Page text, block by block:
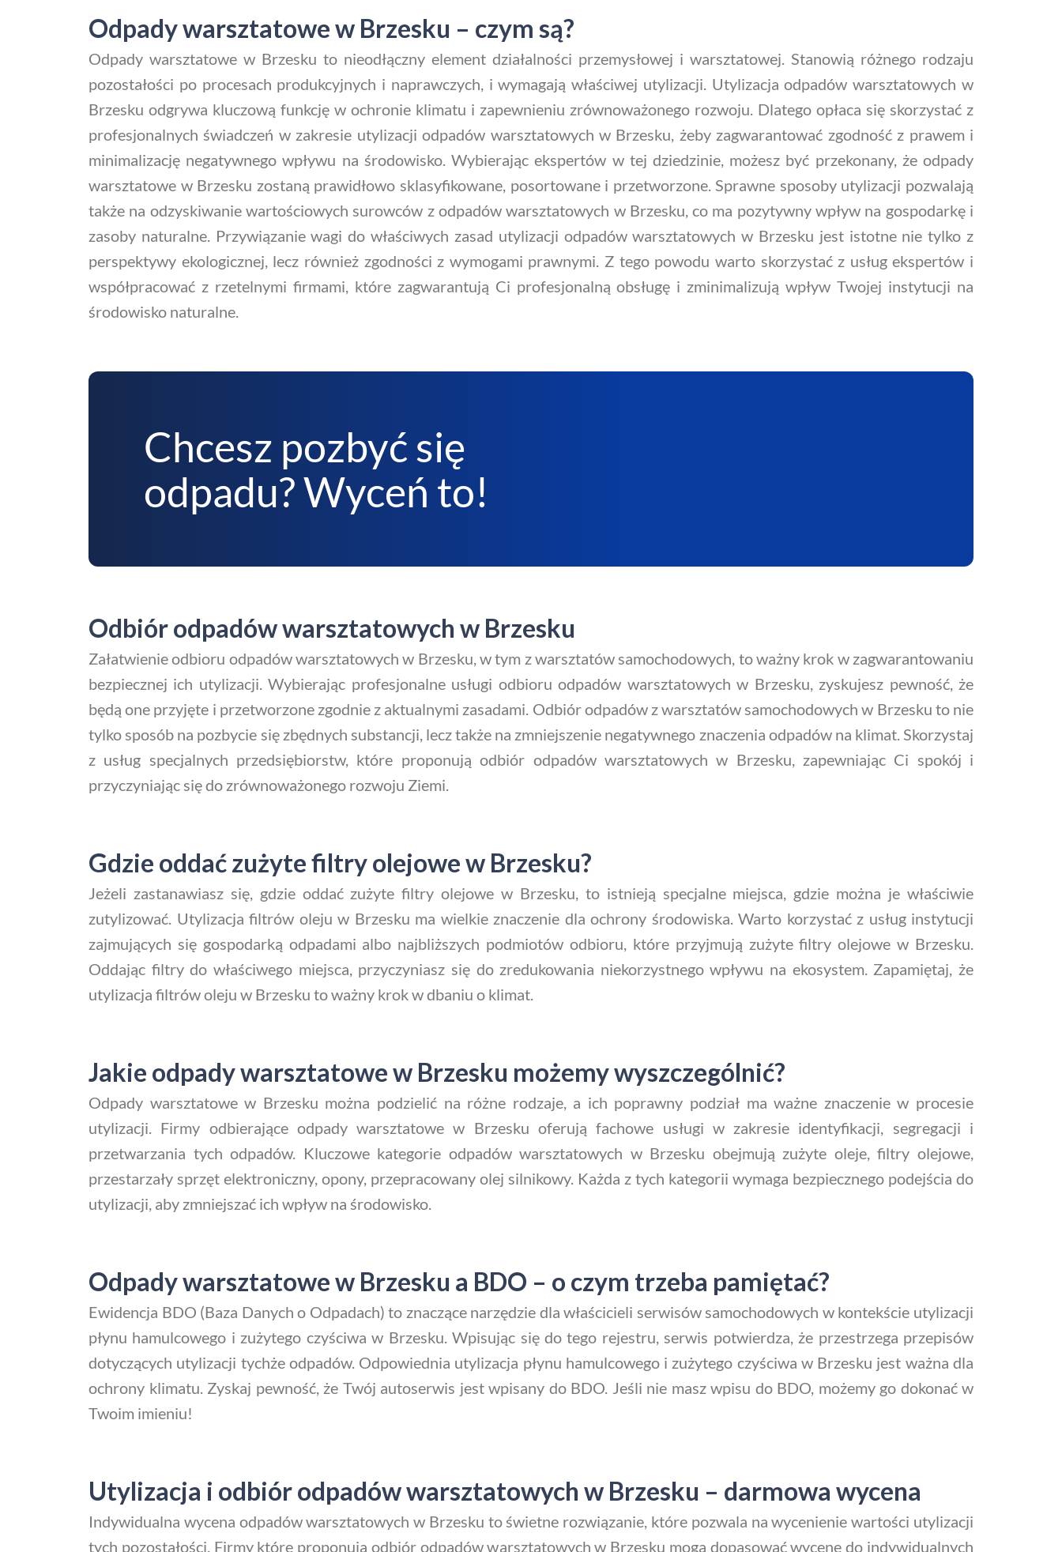
Odpady warsztatowe w Brzesku – czym są?
Odpady warsztatowe w Brzesku to nieodłączny element działalności przemysłowej i warsztatowej. Stanowią różnego rodzaju
pozostałości po procesach produkcyjnych i naprawczych, i wymagają właściwej utylizacji. Utylizacja odpadów warsztatowych w
Brzesku odgrywa kluczową funkcję w ochronie klimatu i zapewnieniu zrównoważonego rozwoju. Dlatego opłaca się skorzystać z
profesjonalnych świadczeń w zakresie utylizacji odpadów warsztatowych w Brzesku, żeby zagwarantować zgodność z prawem i
minimalizację negatywnego wpływu na środowisko. Wybierając ekspertów w tej dziedzinie, możesz być przekonany, że odpady
warsztatowe w Brzesku zostaną prawidłowo sklasyfikowane, posortowane i przetworzone. Sprawne sposoby utylizacji pozwalają
także na odzyskiwanie wartościowych surowców z odpadów warsztatowych w Brzesku, co ma pozytywny wpływ na gospodarkę i
zasoby naturalne. Przywiązanie wagi do właściwych zasad utylizacji odpadów warsztatowych w Brzesku jest istotne nie tylko z
perspektywy ekologicznej, lecz również zgodności z wymogami prawnymi. Z tego powodu warto skorzystać z usług ekspertów i
współpracować z rzetelnymi firmami, które zagwarantują Ci profesjonalną obsługę i zminimalizują wpływ Twojej instytucji na
środowisko naturalne.
Chcesz pozbyć się
odpadu? Wyceń to!
Odbiór odpadów warsztatowych w Brzesku
Załatwienie odbioru odpadów warsztatowych w Brzesku, w tym z warsztatów samochodowych, to ważny krok w zagwarantowaniu
bezpiecznej ich utylizacji. Wybierając profesjonalne usługi odbioru odpadów warsztatowych w Brzesku, zyskujesz pewność, że
będą one przyjęte i przetworzone zgodnie z aktualnymi zasadami. Odbiór odpadów z warsztatów samochodowych w Brzesku to nie
tylko sposób na pozbycie się zbędnych substancji, lecz także na zmniejszenie negatywnego znaczenia odpadów na klimat. Skorzystaj
z usług specjalnych przedsiębiorstw, które proponują odbiór odpadów warsztatowych w Brzesku, zapewniając Ci spokój i
przyczyniając się do zrównoważonego rozwoju Ziemi.
Gdzie oddać zużyte filtry olejowe w Brzesku?
Jeżeli zastanawiasz się, gdzie oddać zużyte filtry olejowe w Brzesku, to istnieją specjalne miejsca, gdzie można je właściwie
zutylizować. Utylizacja filtrów oleju w Brzesku ma wielkie znaczenie dla ochrony środowiska. Warto korzystać z usług instytucji
zajmujących się gospodarką odpadami albo najbliższych podmiotów odbioru, które przyjmują zużyte filtry olejowe w Brzesku.
Oddając filtry do właściwego miejsca, przyczyniasz się do zredukowania niekorzystnego wpływu na ekosystem. Zapamiętaj, że
utylizacja filtrów oleju w Brzesku to ważny krok w dbaniu o klimat.
Jakie odpady warsztatowe w Brzesku możemy wyszczególnić?
Odpady warsztatowe w Brzesku można podzielić na różne rodzaje, a ich poprawny podział ma ważne znaczenie w procesie
utylizacji. Firmy odbierające odpady warsztatowe w Brzesku oferują fachowe usługi w zakresie identyfikacji, segregacji i
przetwarzania tych odpadów. Kluczowe kategorie odpadów warsztatowych w Brzesku obejmują zużyte oleje, filtry olejowe,
przestarzały sprzęt elektroniczny, opony, przepracowany olej silnikowy. Każda z tych kategorii wymaga bezpiecznego podejścia do
utylizacji, aby zmniejszać ich wpływ na środowisko.
Odpady warsztatowe w Brzesku a BDO – o czym trzeba pamiętać?
Ewidencja BDO (Baza Danych o Odpadach) to znaczące narzędzie dla właścicieli serwisów samochodowych w kontekście utylizacji
płynu hamulcowego i zużytego czyściwa w Brzesku. Wpisując się do tego rejestru, serwis potwierdza, że przestrzega przepisów
dotyczących utylizacji tychże odpadów. Odpowiednia utylizacja płynu hamulcowego i zużytego czyściwa w Brzesku jest ważna dla
ochrony klimatu. Zyskaj pewność, że Twój autoserwis jest wpisany do BDO. Jeśli nie masz wpisu do BDO, możemy go dokonać w
Twoim imieniu!
Utylizacja i odbiór odpadów warsztatowych w Brzesku – darmowa wycena
Indywidualna wycena odpadów warsztatowych w Brzesku to świetne rozwiązanie, które pozwala na wycenienie wartości utylizacji
tych pozostałości. Firmy które proponują odbiór odpadów warsztatowych w Brzesku mogą dopasować wycenę do indywidualnych